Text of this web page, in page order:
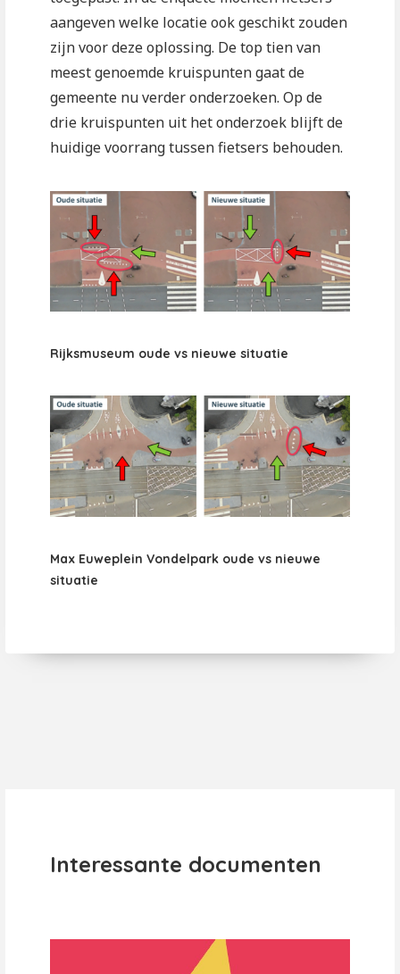
aangeven welke locatie ook geschikt zouden
zijn voor deze oplossing. De top tien van
meest genoemde kruispunten gaat de
gemeente nu verder onderzoeken. Op de
drie kruispunten uit het onderzoek blijft de
huidige voorrang tussen fietsers behouden.
Rijksmuseum oude vs nieuwe situatie
Max Euweplein Vondelpark oude vs nieuwe
situatie
Interessante documenten